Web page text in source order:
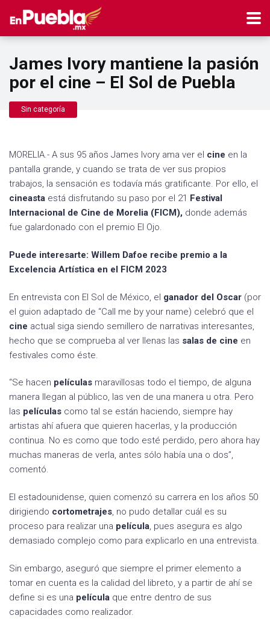
James Ivory mantiene la pasión
por el cine – El Sol de Puebla
Sin categoría
MORELIA.- A sus 95 años James Ivory ama ver el cine en la
pantalla grande, y cuando se trata de ver sus propios
trabajos, la sensación es todavía más gratificante. Por ello, el
cineasta está disfrutando su paso por el 21 Festival
Internacional de Cine de Morelia (FICM), donde además
fue galardonado con el premio El Ojo.
Puede interesarte: Willem Dafoe recibe premio a la
Excelencia Artística en el FICM 2023
En entrevista con El Sol de México, el ganador del Oscar (por
el guion adaptado de “Call me by your name) celebró que el
cine actual siga siendo semillero de narrativas interesantes,
hecho que se comprueba al ver llenas las salas de cine en
festivales como éste.
“Se hacen películas maravillosas todo el tiempo, de alguna
manera llegan al público, las ven de una manera u otra. Pero
las películas como tal se están haciendo, siempre hay
artistas ahí afuera que quieren hacerlas, y la producción
continua. No es como que todo esté perdido, pero ahora hay
muchas maneras de verla, antes sólo había una o dos”,
comentó.
El estadounidense, quien comenzó su carrera en los años 50
dirigiendo cortometrajes, no pudo detallar cuál es su
proceso para realizar una película, pues asegura es algo
demasiado complejo como para explicarlo en una entrevista.
Sin embargo, aseguró que siempre el primer elemento a
tomar en cuenta es la calidad del libreto, y a partir de ahí se
define si es una película que entre dentro de sus
capacidades como realizador.